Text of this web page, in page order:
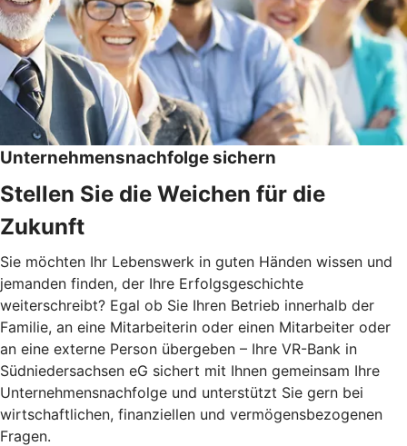
Unternehmensnachfolge sichern
Stellen Sie die Weichen für die
Zukunft
Sie möchten Ihr Lebenswerk in guten Händen wissen und
jemanden finden, der Ihre Erfolgsgeschichte
weiterschreibt? Egal ob Sie Ihren Betrieb innerhalb der
Familie, an eine Mitarbeiterin oder einen Mitarbeiter oder
an eine externe Person übergeben – Ihre VR-Bank in
Südniedersachsen eG sichert mit Ihnen gemeinsam Ihre
Unternehmensnachfolge und unterstützt Sie gern bei
wirtschaftlichen, finanziellen und vermögensbezogenen
Fragen.